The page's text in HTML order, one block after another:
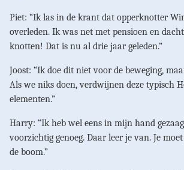
Piet: “Ik las in de krant dat opperknotter
overleden. Ik was net met pensioen en
knotten! Dat is nu al drie jaar geleden.”
Joost: “Ik doe dit niet voor de beweging,
Als we niks doen, verdwijnen deze typisch
elementen.”
Harry: “Ik heb wel eens in mijn hand
voorzichtig genoeg. Daar leer je van. Je
de boom.”